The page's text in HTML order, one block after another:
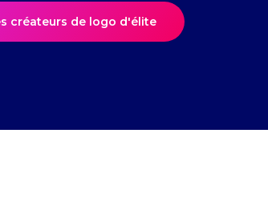
créateurs de logo d'élite